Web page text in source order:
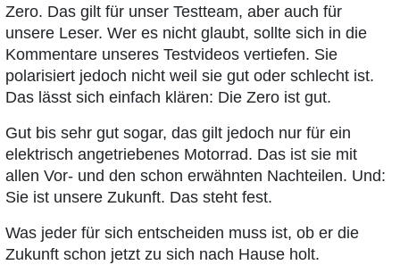
Zero. Das gilt für unser Testteam, aber auch für
unsere Leser. Wer es nicht glaubt, sollte sich in die
Kommentare unseres Testvideos vertiefen. Sie
polarisiert jedoch nicht weil sie gut oder schlecht ist.
Das lässt sich einfach klären: Die Zero ist gut.
Gut bis sehr gut sogar, das gilt jedoch nur für ein
elektrisch angetriebenes Motorrad. Das ist sie mit
allen Vor- und den schon erwähnten Nachteilen. Und:
Sie ist unsere Zukunft. Das steht fest.
Was jeder für sich entscheiden muss ist, ob er die
Zukunft schon jetzt zu sich nach Hause holt.